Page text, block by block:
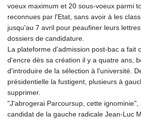
voeux maximum et 20 sous-voeux parmi
reconnues par l'Etat, sans avoir à les
jusqu'au 7 avril pour peaufiner leurs
dossiers de candidature.
La plateforme d'admission post-bac a fait
d'encre dès sa création il y a quatre ans,
d'introduire de la sélection à l'université.
présidentielle la fustigent, plusieurs à
supprimer.
"J'abrogerai Parcoursup, cette
candidat de la gauche radicale Jean-Luc